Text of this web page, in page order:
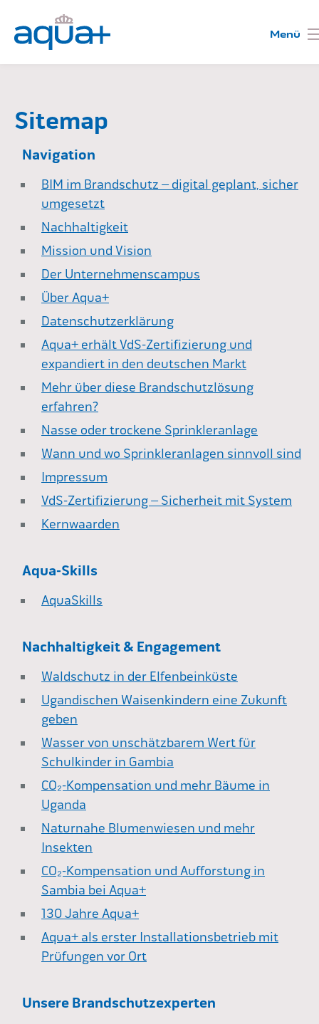
Brandschutzlösungen
Unsere Brandschutzexperten
AquaSkills
Nachhaltigkeit & Engagement
Kontakt
Sitemap
Navigation
BIM im Brandschutz – digital geplant, sicher
umgesetzt
Nachhaltigkeit
Mission und Vision
Der Unternehmenscampus
Über Aqua+
Datenschutzerklärung
Aqua+ erhält VdS-Zertifizierung und
expandiert in den deutschen Markt
Mehr über diese Brandschutzlösung
erfahren?
Nasse oder trockene Sprinkleranlage
Wann und wo Sprinkleranlagen sinnvoll sind
Impressum
VdS-Zertifizierung – Sicherheit mit System
Kernwaarden
Aqua-Skills
AquaSkills
Nachhaltigkeit & Engagement
Waldschutz in der Elfenbeinküste
Ugandischen Waisenkindern eine Zukunft
geben
Wasser von unschätzbarem Wert für
Schulkinder in Gambia
CO₂-Kompensation und mehr Bäume in
Uganda
Naturnahe Blumenwiesen und mehr
Insekten
CO₂-Kompensation und Aufforstung in
Sambia bei Aqua+
130 Jahre Aqua+
Aqua+ als erster Installationsbetrieb mit
Prüfungen vor Ort
Unsere Brandschutzexperten